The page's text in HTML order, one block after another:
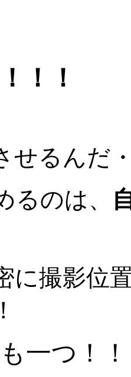
！！
せるんだ
るのは、
に撮影位
一つ！